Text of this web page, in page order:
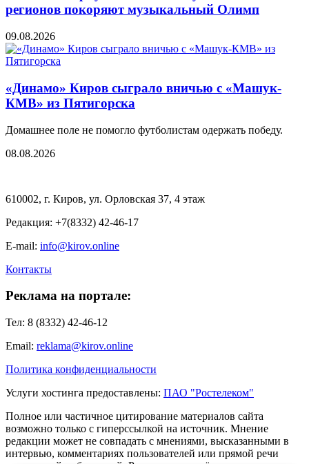
регионов покоряют музыкальный Олимп
09.08.2026
«Динамо» Киров сыграло вничью с ​​​​«Машук-
КМВ» из Пятигорска
Домашнее поле не помогло футболистам одержать победу.
08.08.2026
610002, г. Киров, ул. Орловская 37, 4 этаж
Редакция: +7(8332) 42-46-17
E-mail: info@kirov.online
Контакты
Реклама на портале:
Тел: 8 (8332) 42-46-12
Email: reklama@kirov.online
Политика конфиденциальности
Услуги хостинга предоставлены: ПАО "Ростелеком"
Полное или частичное цитирование материалов сайта
возможно только с гиперссылкой на источник. Мнение
редакции может не совпадать с мнениями, высказанными в
интервью, комментариях пользователей или прямой речи